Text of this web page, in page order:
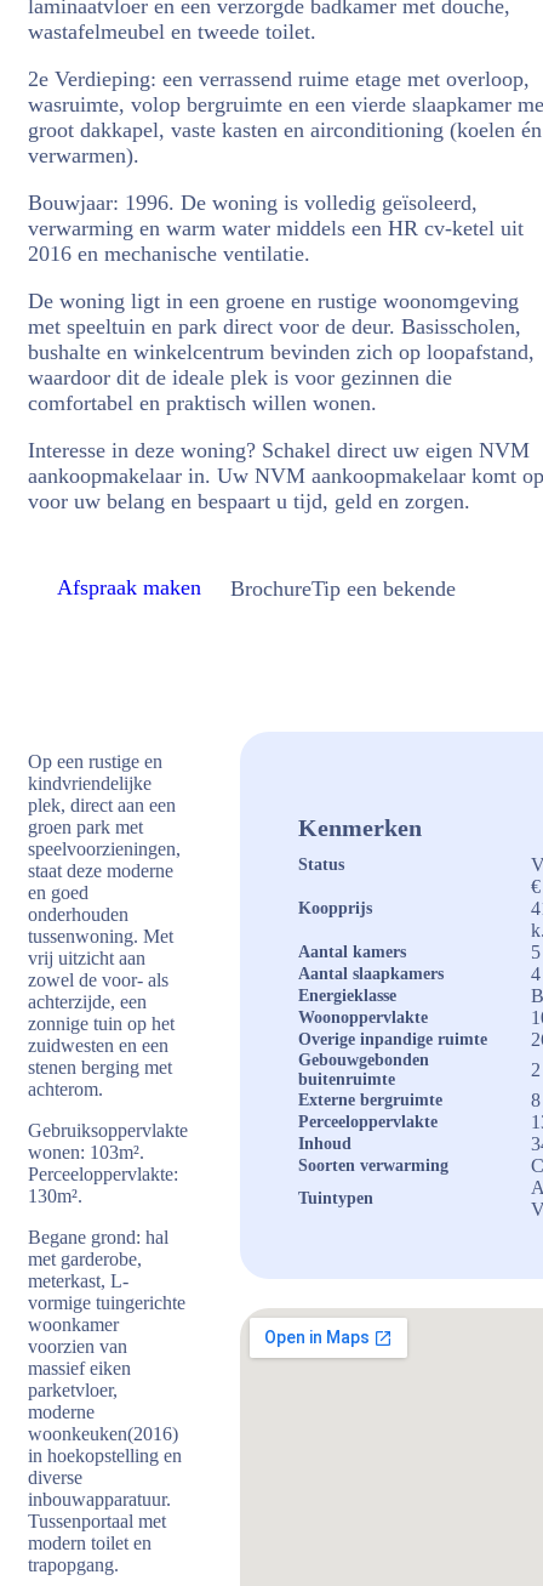
laminaatvloer en een verzorgde badkamer met douche,
wastafelmeubel en tweede toilet.
2e Verdieping: een verrassend ruime etage met overloop,
wasruimte, volop bergruimte en een vierde slaapkamer
groot dakkapel, vaste kasten en airconditioning (koelen én
verwarmen).
Bouwjaar: 1996. De woning is volledig geïsoleerd,
verwarming en warm water middels een HR cv-ketel uit
2016 en mechanische ventilatie.
De woning ligt in een groene en rustige woonomgeving
met speeltuin en park direct voor de deur. Basisscholen,
bushalte en winkelcentrum bevinden zich op loopafstand,
waardoor dit de ideale plek is voor gezinnen die
comfortabel en praktisch willen wonen.
Interesse in deze woning? Schakel direct uw eigen NVM
aankoopmakelaar in. Uw NVM aankoopmakelaar komt op
voor uw belang en bespaart u tijd, geld en zorgen.
Afspraak maken BrochureTip een bekende
Op een rustige en
kindvriendelijke
plek, direct aan een
groen park met
speelvoorzieningen,
staat deze moderne
en goed
onderhouden
tussenwoning. Met
vrij uitzicht aan
zowel de voor- als
achterzijde, een
zonnige tuin op het
zuidwesten en een
stenen berging met
achterom.
Gebruiksoppervlakte
wonen: 103m².
Perceeloppervlakte:
130m².
Begane grond: hal
met garderobe,
meterkast, L-
vormige tuingerichte
woonkamer
voorzien van
massief eiken
parketvloer,
moderne
woonkeuken(2016)
in hoekopstelling en
diverse
inbouwapparatuur.
Tussenportaal met
modern toilet en
trapopgang.
Kenmerken
Status
Koopprijs
€
Aantal kamers 5
Aantal slaapkamers 4
Energieklasse
Woonoppervlakte
Overige inpandige ruimte
Gebouwgebonden
buitenruimte
Externe bergruimte
Perceeloppervlakte
Inhoud
Soorten verwarming
Tuintypen